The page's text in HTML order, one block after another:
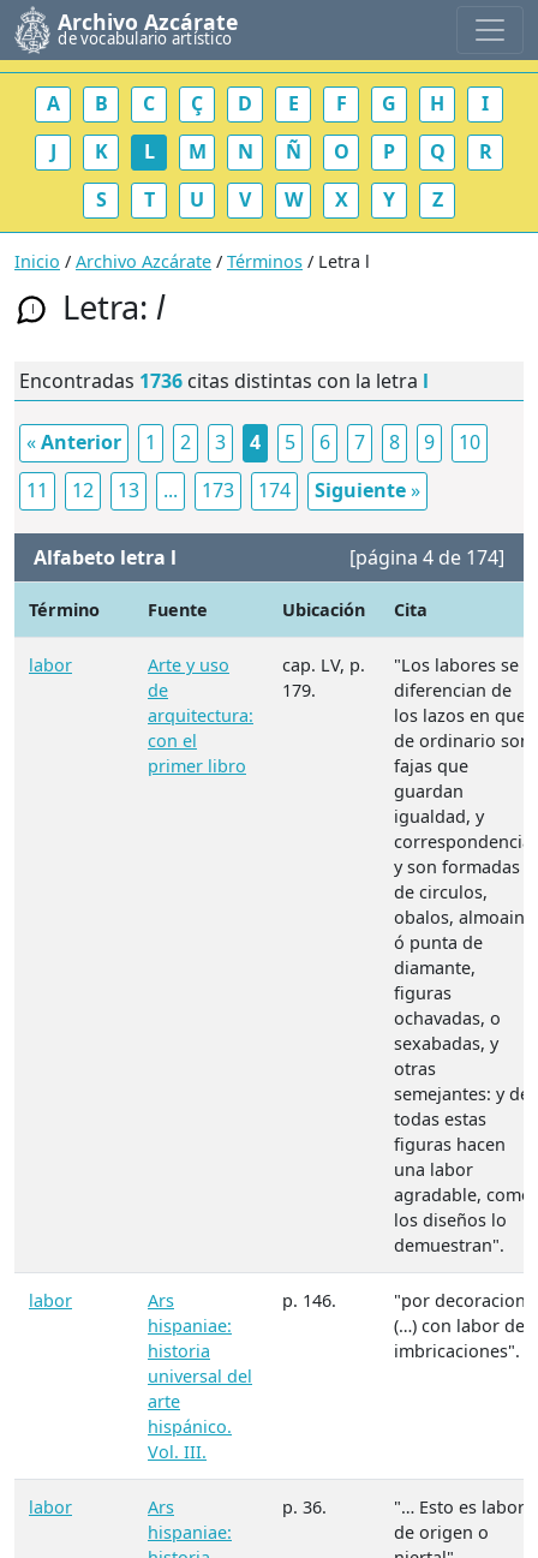
Archivo Azcárate
de vocabulario artístico
A B C Ç D E F G H
I
J
K L M N Ñ O P Q
R
S
T U V W X Y Z
Inicio / Archivo Azcárate / Términos / Letra l
l Letra: l
Encontradas 1736 citas distintas con la letra l
«Anterior 1 2 3 4 5 6 7 8 9
10
11
12 13 ... 173 174 Siguiente»
Alfabeto letra l [página 4 de 174]
Término Fuente Ubicación Cita
labor
Arte y uso
de
arquitectura:
con el
primer libro
cap. LV, p.
179.
"Los labores se
diferencian de
los lazos en que
de ordinario son
fajas que
guardan
igualdad, y
correspondencia,
y son formadas
de circulos,
obalos, almoain,
ó punta de
diamante,
figuras
ochavadas, o
sexabadas, y
otras
semejantes: y de
todas estas
figuras hacen
una labor
agradable, como
los diseños lo
demuestran".
labor
Ars
hispaniae:
historia
universal del
arte
hispánico.
Vol. III.
p. 146.
"por decoracion:
(…) con labor de
imbricaciones".
labor
Ars
hispaniae:
p. 36.
"… Esto es labor
de origen o